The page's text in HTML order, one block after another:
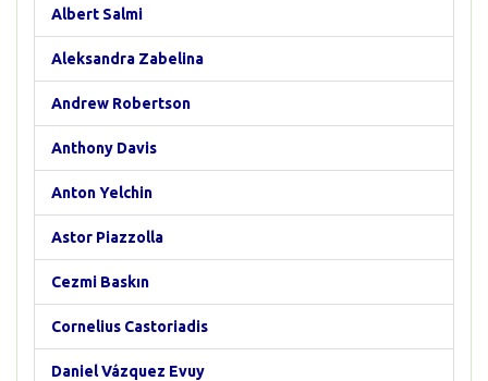
Albert Salmi
Aleksandra Zabelina
Andrew Robertson
Anthony Davis
Anton Yelchin
Astor Piazzolla
Cezmi Baskın
Cornelius Castoriadis
Daniel Vázquez Evuy